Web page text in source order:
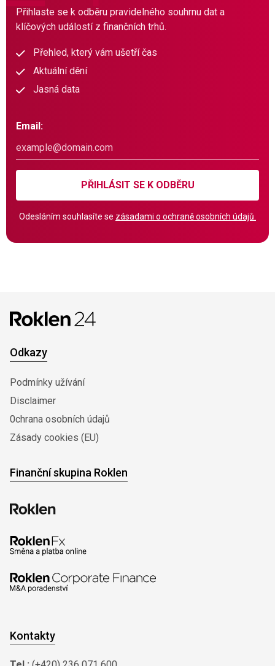
Přihlaste se k odběru pravidelného souhrnu dat a
klíčových událostí z finančních trhů.
Přehled, který vám ušetří čas
Aktuální dění
Jasná data
Email:
PŘIHLÁSIT SE K ODBĚRU
Odesláním souhlasíte se zásadami o ochraně osobních údajů.
Odkazy
Podmínky užívání
Disclaimer
0chrana osobních údajů
Zásady cookies (EU)
Finanční skupina Roklen
Kontakty